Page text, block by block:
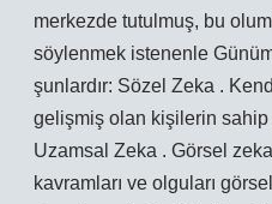
merkezde tutulmuş, bu
söylenmek istenenle
şunlardır: Sözel Zeka .
gelişmiş olan kişilerin sahip
Uzamsal Zeka . Görsel
kavramları ve olguları